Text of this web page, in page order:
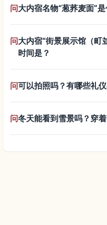
问大内宿名物“葱荞麦面”
问大内宿“街景展示馆（町
时间是？
问可以拍照吗？有哪些礼
问冬天能看到雪景吗？穿